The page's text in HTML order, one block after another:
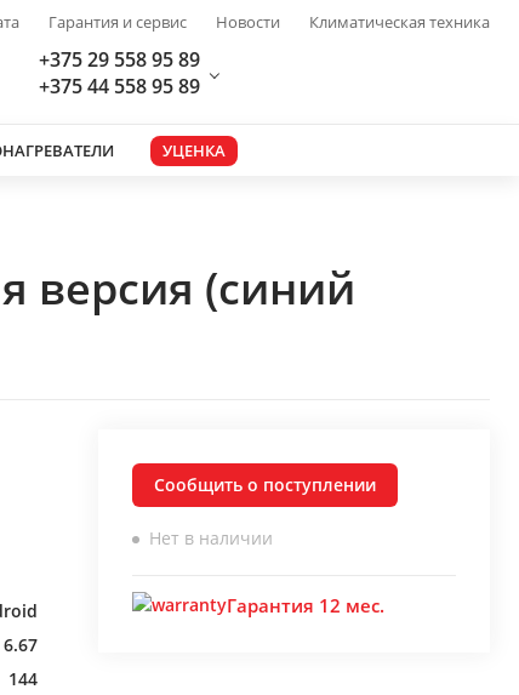
Гарантия и сервис Новости Климатическая техника
+375 29 558 95 89
+375 44 558 95 89
УЦЕНКА
версия (синий
6.67
144
Сообщить о поступлении
Нет в наличии
Гарантия 12 мес.